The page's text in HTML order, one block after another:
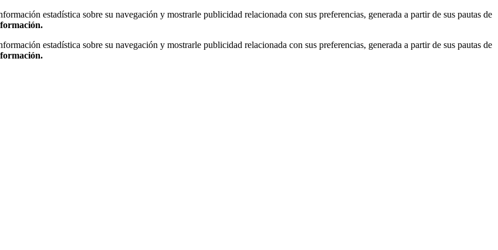
estadística sobre su navegación y mostrarle publicidad relacionada con sus preferencias, generada a partir de sus pautas de
estadística sobre su navegación y mostrarle publicidad relacionada con sus preferencias, generada a partir de sus pautas de